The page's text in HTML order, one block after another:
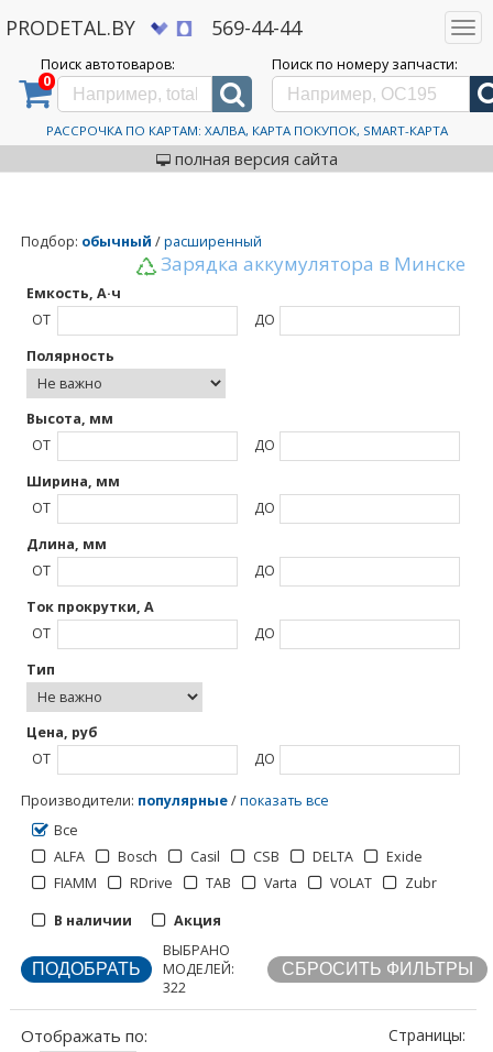
PRODETAL.BY 569-44-44
Поиск автотоваров:
0
Поиск по номеру запчасти:
РАССРОЧКА ПО КАРТАМ: ХАЛВА, КАРТА ПОКУПОК, SMART-КАРТА
полная версия сайта
Дискаунтер автозапчастей PRODETAL.BY > Каталог автотоваров > Аккумулятор для
мотоцикла и скутера
Аккумулятор для
мотоцикла и скутера
Подбор: обычный /расширенный
Зарядка аккумулятора в Минске
Емкость, А·ч
ОТ
ДО
Полярность
Высота, мм
ОТ
ДО
Ширина, мм
ОТ
ДО
Длина, мм
ОТ
ДО
Ток прокрутки, А
ОТ
ДО
Тип
Цена, руб
ОТ
ДО
Производители: популярные/показать все
Все
ALFA
Bosch Casil CSB DELTA
Exide
FIAMM
RDrive TAB Varta VOLAT
Zubr
В наличии
Акция
ВЫБРАНО
МОДЕЛЕЙ:
322
Отображать по: